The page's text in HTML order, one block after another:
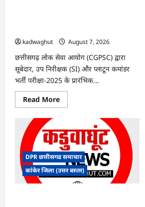
kadwaghut
August 7, 2026
छत्तीसगढ़ लोक सेवा आयोग (CGPSC) द्वारा
सूबेदार, उप निरीक्षक (SI) और प्लाटून कमांडर
भर्ती परीक्षा-2025 के प्रारंभिक...
Read MoreRead
more
SI
भर्ती
रिजल्ट
में
‘न्यूज़’,
‘स्पेस
रानी’
और
DPR छत्तीसगढ समाचार
कांकेर जिला (उत्तर बस्तर)